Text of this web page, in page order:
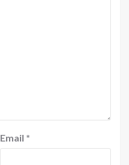
Email *